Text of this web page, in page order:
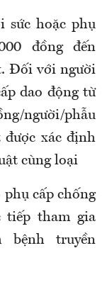
sức hoặc phụ
đồng đến
Đối với người
dao động từ
người/phẫu
xác định
cùng loại
phụ cấp chống
tiếp tham gia
bệnh truyền